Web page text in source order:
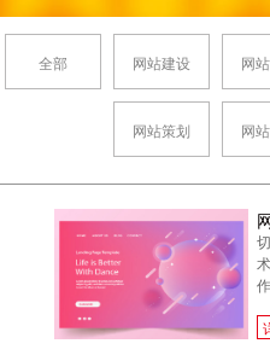
全部 网站建设 网
网站策划 网